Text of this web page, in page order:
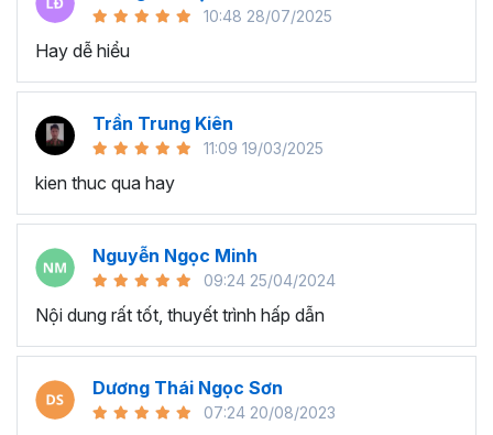
các thao tác trên các Sheet khác nhau.
Lập trình Form:
Xây dựng giao diện người dùng thông qua việc lập
trình Form.
Sử dụng các điều khiển và thực hiện các tương tác
Lập trình sự kiện:
Thành thạo xử lý sự kiện như nút nhấn, thay đổi giá
trị ô, và các sự kiện khác.
Tư duy xử lý các bài toán bằng VBA:
Phát triển khả năng tư duy lập trình để giải quyết các
vấn đề và bài toán cụ thể.
10:48 28/07/2025
Hay dễ hiểu
Trần Trung Kiên
11:09 19/03/2025
kien thuc qua hay
Nguyễn Ngọc Minh
09:24 25/04/2024
Nội dung rất tốt, thuyết trình hấp dẫn
Dương Thái Ngọc Sơn
07:24 20/08/2023